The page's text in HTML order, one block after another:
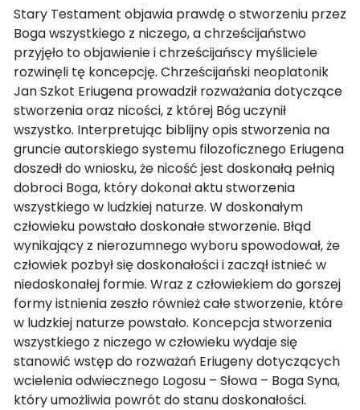
Stary Testament objawia prawdę o stworzeniu przez
Boga wszystkiego z niczego, a chrześcijaństwo
przyjęło to objawienie i chrześcijańscy myśliciele
rozwinęli tę koncepcję. Chrześcijański neoplatonik
Jan Szkot Eriugena prowadził rozważania dotyczące
stworzenia oraz nicości, z której Bóg uczynił
wszystko. Interpretując biblijny opis stworzenia na
gruncie autorskiego systemu filozoficznego Eriugena
doszedł do wniosku, że nicość jest doskonałą pełnią
dobroci Boga, który dokonał aktu stworzenia
wszystkiego w ludzkiej naturze. W doskonałym
człowieku powstało doskonałe stworzenie. Błąd
wynikający z nierozumnego wyboru spowodował, że
człowiek pozbył się doskonałości i zaczął istnieć w
niedoskonałej formie. Wraz z człowiekiem do gorszej
formy istnienia zeszło również całe stworzenie, które
w ludzkiej naturze powstało. Koncepcja stworzenia
wszystkiego z niczego w człowieku wydaje się
stanowić wstęp do rozważań Eriugeny dotyczących
wcielenia odwiecznego Logosu – Słowa – Boga Syna,
który umożliwia powrót do stanu doskonałości.